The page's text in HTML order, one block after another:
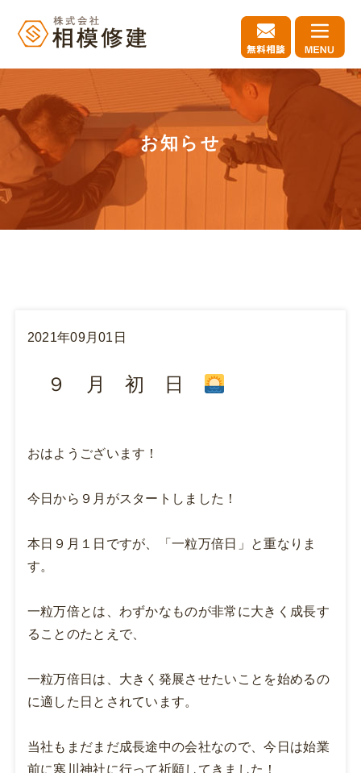
お知らせ
2021年09月01日
９ 月 初 日
おはようございます！
今日から９月がスタートしました！
本日９月１日ですが、「一粒万倍日」と重なりま
す。
一粒万倍とは、わずかなものが非常に大きく成長す
ることのたとえで、
一粒万倍日は、大きく発展させたいことを始めるの
に適した日とされています。
当社もまだまだ成長途中の会社なので、今日は始業
前に寒川神社に行って祈願してきました！